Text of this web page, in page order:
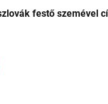
festő szemével